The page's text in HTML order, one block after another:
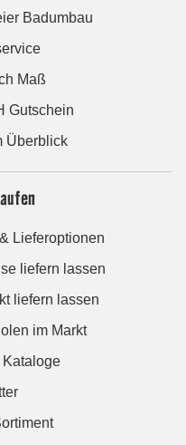
Badumbau
Maß
Gutschein
Überblick
Lieferoptionen
liefern lassen
liefern lassen
im Markt
Kataloge